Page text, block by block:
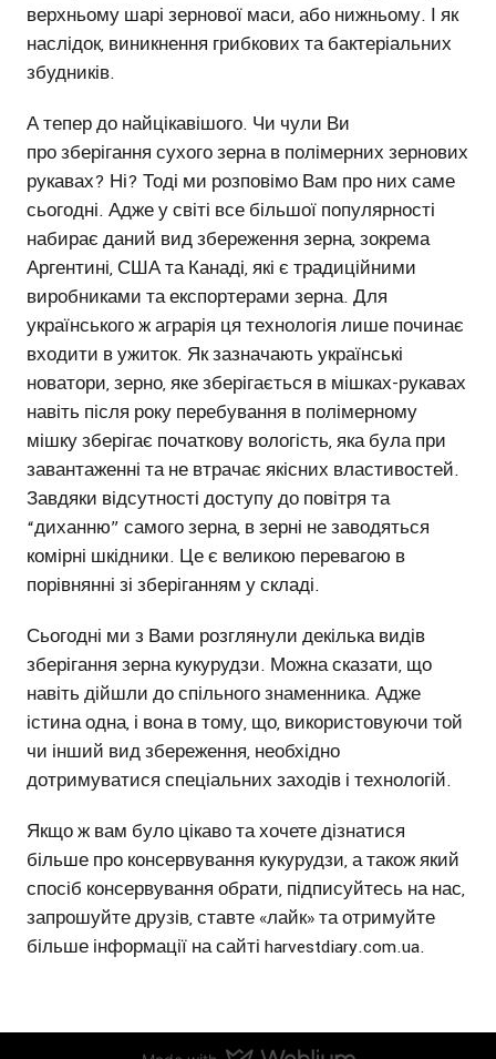
верхньому шарі зернової маси, або нижньому. І як
наслідок, виникнення грибкових та бактеріальних
збудників.
А тепер до найцікавішого. Чи чули Ви
про зберігання сухого зерна в полімерних зернових
рукавах? Ні? Тоді ми розповімо Вам про них саме
сьогодні. Адже у світі все більшої популярності
набирає даний вид збереження зерна, зокрема
Аргентині, США та Канаді, які є традиційними
виробниками та експортерами зерна. Для
українського ж аграрія ця технологія лише починає
входити в ужиток. Як зазначають українські
новатори, зерно, яке зберігається в мішках-рукавах
навіть після року перебування в полімерному
мішку зберігає початкову вологість, яка була при
завантаженні та не втрачає якісних властивостей.
Завдяки відсутності доступу до повітря та
“диханню” самого зерна, в зерні не заводяться
комірні шкідники. Це є великою перевагою в
порівнянні зі зберіганням у складі.
Сьогодні ми з Вами розглянули декілька видів
зберігання зерна кукурудзи. Можна сказати, що
навіть дійшли до спільного знаменника. Адже
істина одна, і вона в тому, що, використовуючи той
чи інший вид збереження, необхідно
дотримуватися спеціальних заходів і технологій.
Якщо ж вам було цікаво та хочете дізнатися
більше про консервування кукурудзи, а також який
спосіб консервування обрати, підписуйтесь на нас,
запрошуйте друзів, ставте «лайк» та отримуйте
більше інформації на сайті harvestdiary.com.ua.